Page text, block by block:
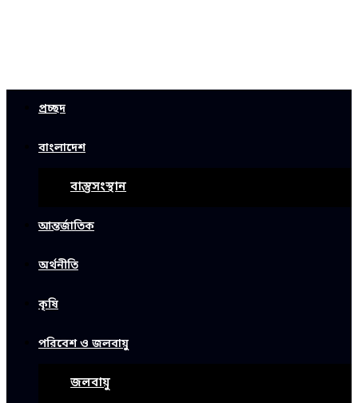
প্রচ্ছদ
বাংলাদেশ
বাস্তুসংস্থান
আন্তর্জাতিক
অর্থনীতি
কৃষি
পরিবেশ ও জলবায়ু
জলবায়ু